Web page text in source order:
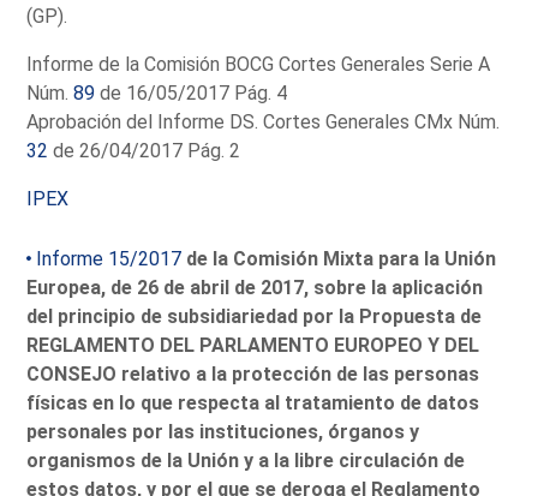
(GP).
Informe de la Comisión BOCG Cortes Generales Serie A
Núm.89 de 16/05/2017 Pág. 4
Aprobación del Informe DS. Cortes Generales CMx Núm.
32 de 26/04/2017 Pág. 2
IPEX
Informe 15/2017 de la Comisión Mixta para la Unión
Europea, de 26 de abril de 2017, sobre la aplicación
del principio de subsidiariedad por la Propuesta de
REGLAMENTO DEL PARLAMENTO EUROPEO Y DEL
CONSEJO relativo a la protección de las personas
físicas en lo que respecta al tratamiento de datos
personales por las instituciones, órganos y
organismos de la Unión y a la libre circulación de
estos datos, y por el que se deroga el Reglamento